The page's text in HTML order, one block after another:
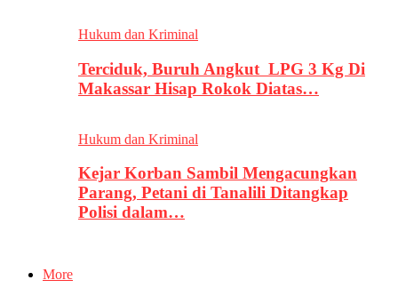
Hukum dan Kriminal
Terciduk, Buruh Angkut LPG 3 Kg Di
Makassar Hisap Rokok Diatas…
Hukum dan Kriminal
Kejar Korban Sambil Mengacungkan
Parang, Petani di Tanalili Ditangkap
Polisi dalam…
More